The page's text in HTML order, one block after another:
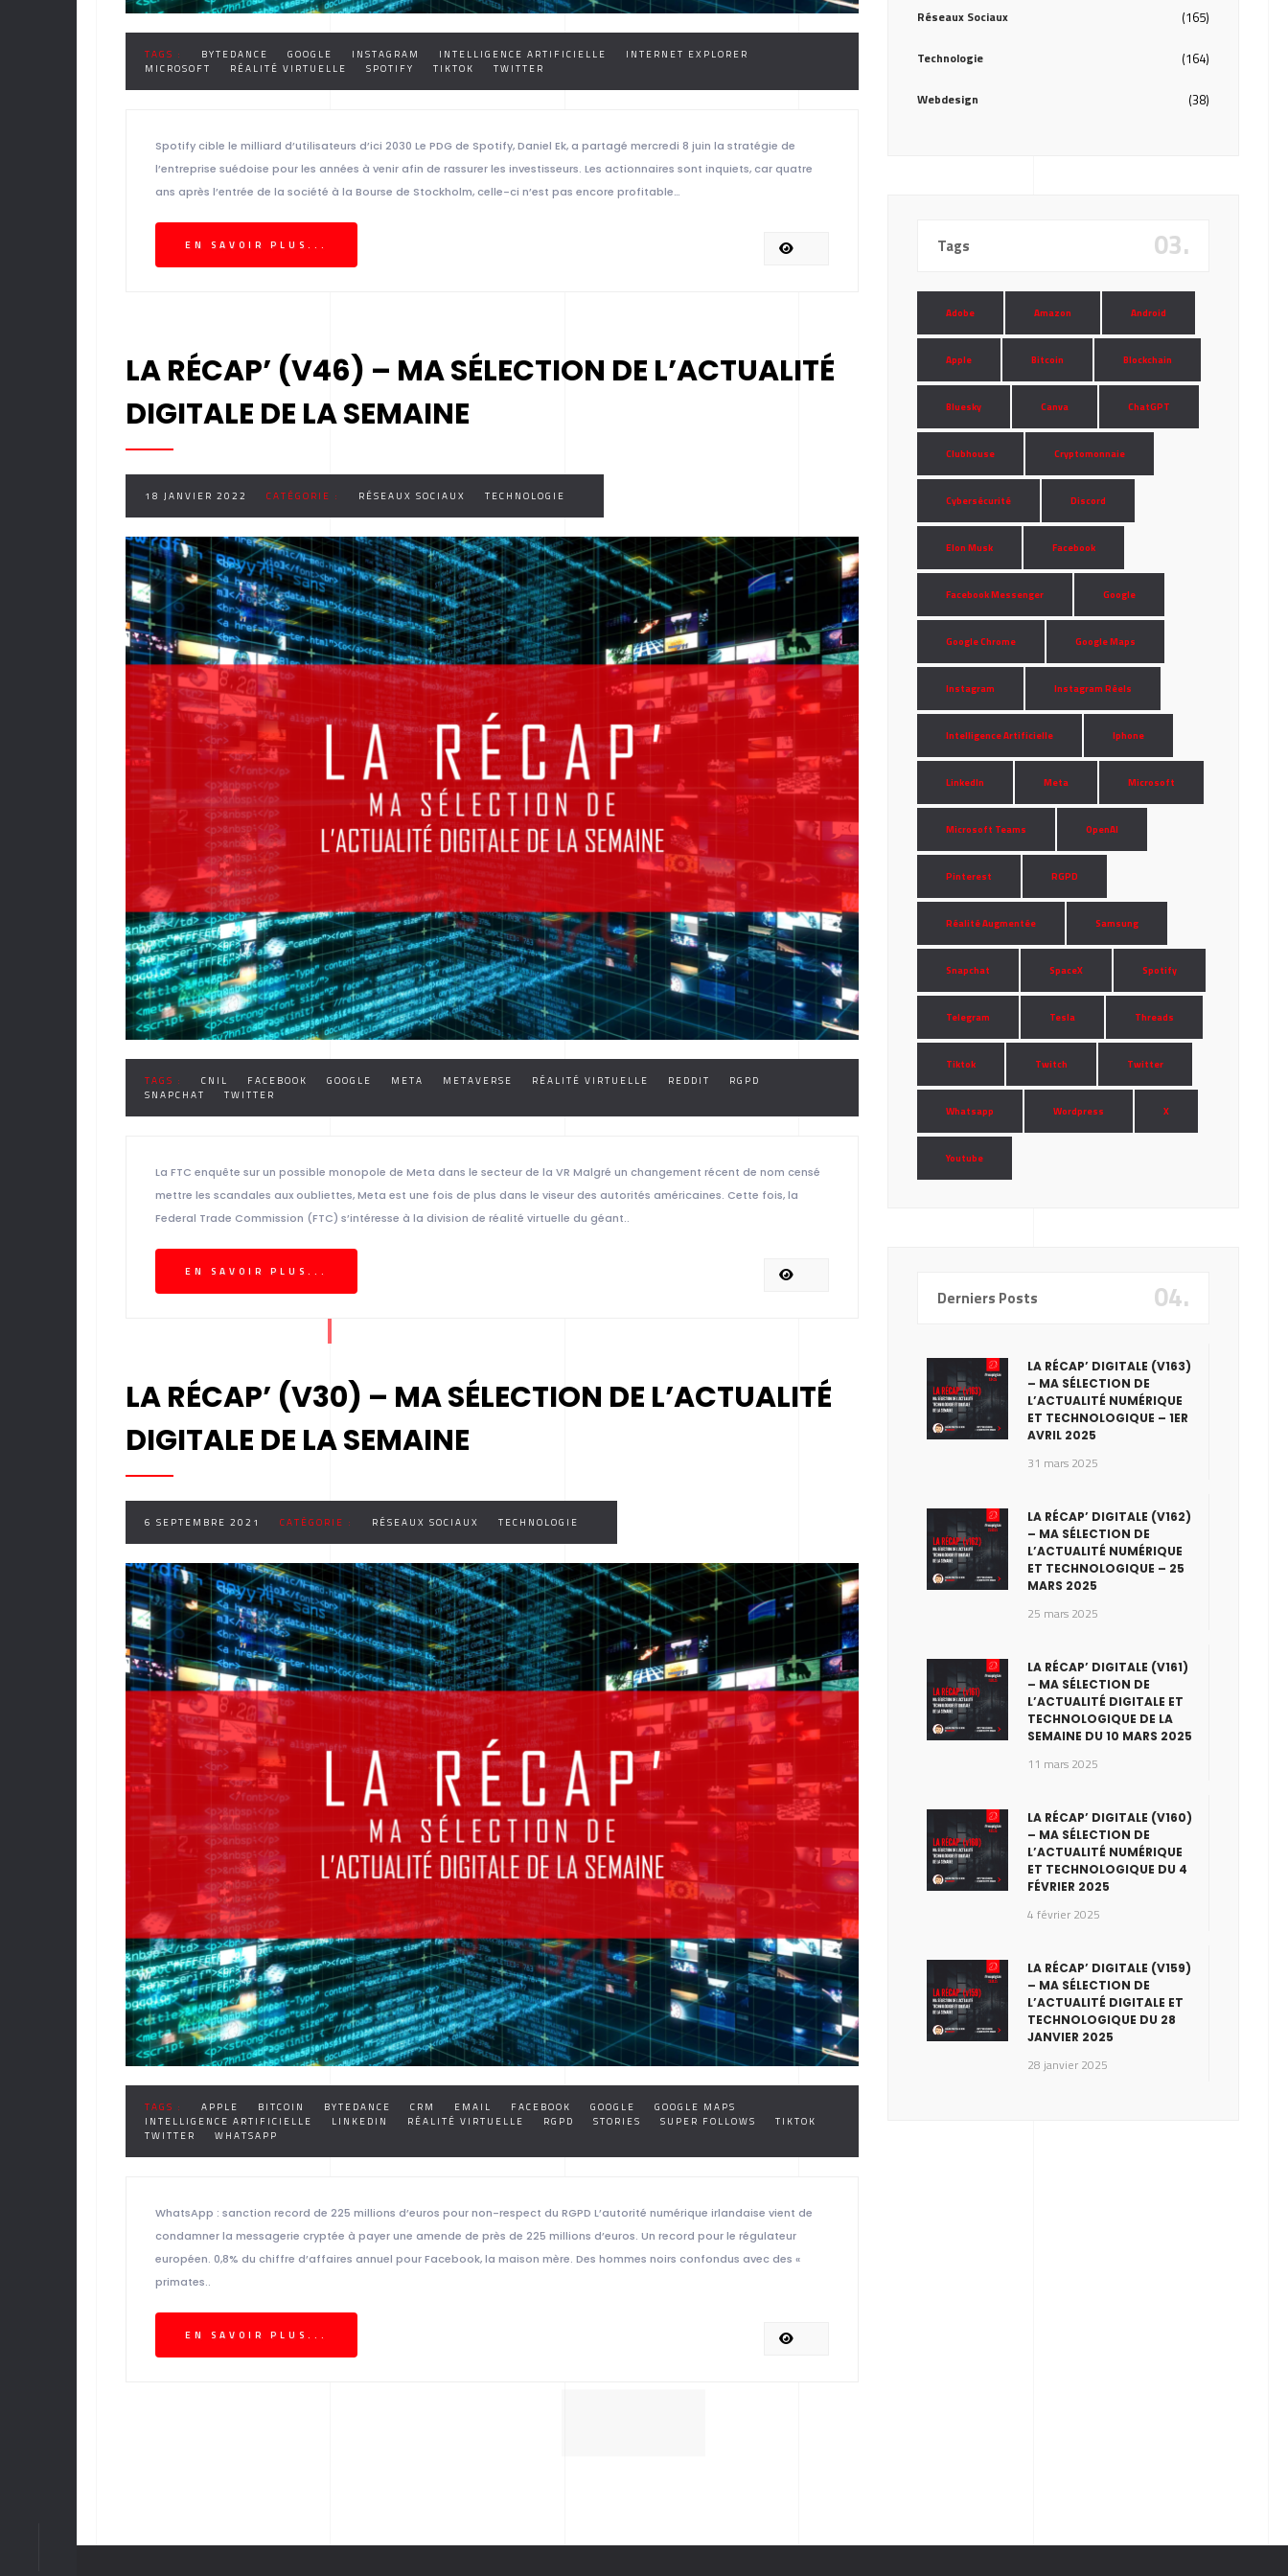
TAGS : BYTEDANCE GOOGLE INSTAGRAM INTELLIGENCE ARTIFICIELLE
INTERNET EXPLORER
MICROSOFT
RÉALITÉ VIRTUELLE SPOTIFY TIKTOK TWITTER
Spotify cible le milliard d’utilisateurs d’ici 2030 Le PDG de Spotify, Daniel Ek, a partagé mercredi 8 juin la stratégie de
l’entreprise suédoise pour les années à venir afin de rassurer les investisseurs. Les actionnaires sont inquiets, car quatre
ans après l’entrée de la société à la Bourse de Stockholm, celle-ci n’est pas encore profitable…
EN SAVOIR PLUS...
LA RÉCAP’ (V46) – MA SÉLECTION DE L’ACTUALITÉ
DIGITALE DE LA SEMAINE
18 JANVIER 2022 CATÉGORIE : RÉSEAUX SOCIAUX TECHNOLOGIE
TAGS : CNIL FACEBOOK GOOGLE META METAVERSE RÉALITÉ VIRTUELLE REDDIT
RGPD
SNAPCHAT
TWITTER
La FTC enquête sur un possible monopole de Meta dans le secteur de la VR Malgré un changement récent de nom censé
mettre les scandales aux oubliettes, Meta est une fois de plus dans le viseur des autorités américaines. Cette fois, la
Federal Trade Commission (FTC) s’intéresse à la division de réalité virtuelle du géant..
EN SAVOIR PLUS...
LA RÉCAP’ (V30) – MA SÉLECTION DE L’ACTUALITÉ
DIGITALE DE LA SEMAINE
6 SEPTEMBRE 2021 CATÉGORIE : RÉSEAUX SOCIAUX TECHNOLOGIE
TAGS : APPLE BITCOIN BYTEDANCE CRM EMAIL FACEBOOK GOOGLE
GOOGLE MAPS
INTELLIGENCE ARTIFICIELLE
LINKEDIN RÉALITÉ VIRTUELLE RGPD STORIES SUPER FOLLOWS
TIKTOK
TWITTER
WHATSAPP
WhatsApp : sanction record de 225 millions d’euros pour non-respect du RGPD L’autorité numérique irlandaise vient de
condamner la messagerie cryptée à payer une amende de près de 225 millions d’euros. Un record pour le régulateur
européen. 0,8% du chiffre d’affaires annuel pour Facebook, la maison mère. Des hommes noirs confondus avec des «
primates..
EN SAVOIR PLUS...
Réseaux Sociaux (165)
Technologie (164)
Webdesign (38)
Tags 03.
Adobe Amazon Android
Apple Bitcoin Blockchain
Bluesky Canva ChatGPT
Clubhouse Cryptomonnaie
Cybersécurité Discord
Elon Musk Facebook
Facebook Messenger Google
Google Chrome Google Maps
Instagram Instagram Réels
Intelligence Artificielle Iphone
LinkedIn Meta Microsoft
Microsoft Teams OpenAI
Pinterest RGPD
Réalité Augmentée Samsung
Snapchat SpaceX Spotify
Telegram Tesla Threads
Tiktok Twitch Twitter
Whatsapp Wordpress X
Youtube
Derniers Posts 04.
LA RÉCAP’ DIGITALE (V163)
– MA SÉLECTION DE
L’ACTUALITÉ NUMÉRIQUE
ET TECHNOLOGIQUE – 1ER
AVRIL 2025
31 mars 2025
LA RÉCAP’ DIGITALE (V162)
– MA SÉLECTION DE
L’ACTUALITÉ NUMÉRIQUE
ET TECHNOLOGIQUE – 25
MARS 2025
25 mars 2025
LA RÉCAP’ DIGITALE (V161)
– MA SÉLECTION DE
L’ACTUALITÉ DIGITALE ET
TECHNOLOGIQUE DE LA
SEMAINE DU 10 MARS 2025
11 mars 2025
LA RÉCAP’ DIGITALE (V160)
– MA SÉLECTION DE
L’ACTUALITÉ NUMÉRIQUE
ET TECHNOLOGIQUE DU 4
FÉVRIER 2025
4 février 2025
LA RÉCAP’ DIGITALE (V159)
– MA SÉLECTION DE
L’ACTUALITÉ DIGITALE ET
TECHNOLOGIQUE DU 28
JANVIER 2025
28 janvier 2025